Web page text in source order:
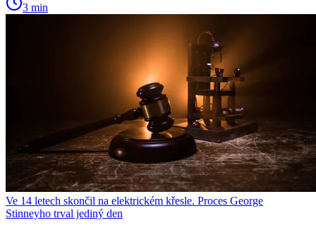
3 min
Ve 14 letech skončil na elektrickém křesle. Proces George
Stinneyho trval jediný den